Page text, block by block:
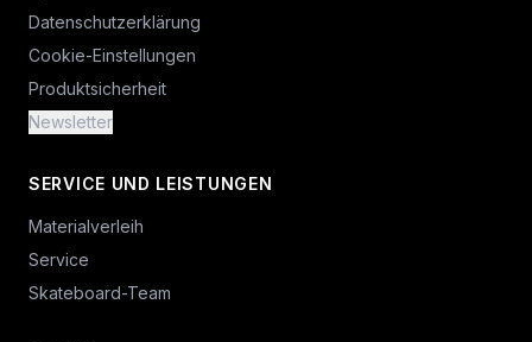
Datenschutzerklärung
Cookie-Einstellungen
Produktsicherheit
Newsletter
SERVICE UND LEISTUNGEN
Materialverleih
Service
Skateboard-Team